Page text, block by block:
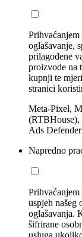
oglašavanje,
prilagođene
proizvode na
kupnji te
stranici
Meta-Pixel,
(RTBHouse),
Ads Defender
Napredno
uspjeh našeg
oglašavanja.
šifrirane